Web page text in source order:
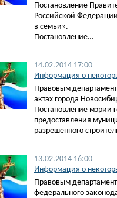
Постановление
Российской
в семьи».
Постановление…
14.02.2014 17:00
Информация о
Правовым
актах города
Постановление мэрии
предоставления
разрешенного
13.02.2014 16:00
Информация о
Правовым
федерального